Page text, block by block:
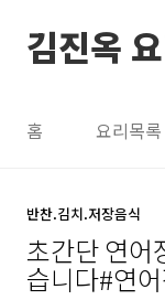
김진옥
홈 요리목록
반찬.김치.저장음식
초간단 연어
습니다#연